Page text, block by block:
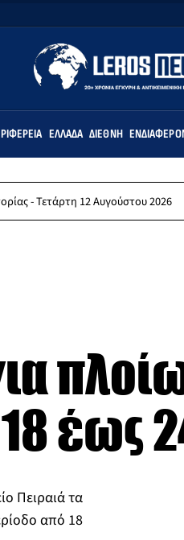
ΕΛΛΆΔΑ ΔΙΕΘΝΉ
12 Αυγούστου 2026 ΚΠΕΑ
έως
Πειραιά τα
από 18